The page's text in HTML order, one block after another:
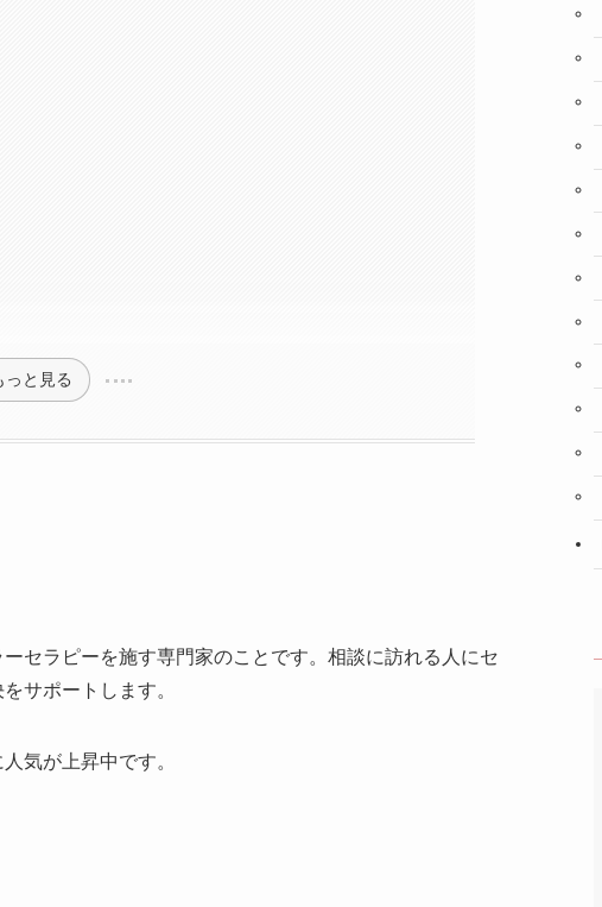
っと見る
セラピーを施す専門家のことです。相談に訪れる人にセ
サポートします。
気が上昇中です。